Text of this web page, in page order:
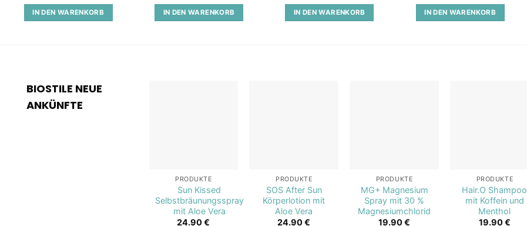
5
IN DEN WARENKORB
5
IN DEN WARENKORB
5
IN DEN WARENKORB
5
IN DEN WARENKORB
BIOSTILE NEUE
ANKÜNFTE
PRODUKTE
Sun Kissed
Selbstbräunungsspray
mit Aloe Vera
24.90€
PRODUKTE
SOS After Sun
Körperlotion mit
Aloe Vera
24.90€
PRODUKTE
MG+ Magnesium
Spray mit 30 %
Magnesiumchlorid
19.90€
PRODUKTE
Hair.O Shampoo
mit Koffein und
Menthol
19.90€